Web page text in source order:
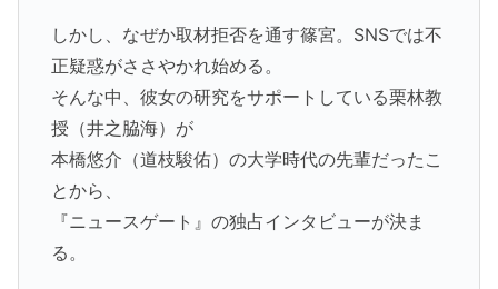
しかし、なぜか取材拒否を通す篠宮。SNSでは不
正疑惑がささやかれ始める。
そんな中、彼女の研究をサポートしている栗林教
授（井之脇海）が
本橋悠介（道枝駿佑）の大学時代の先輩だったこ
とから、
『ニュースゲート』の独占インタビューが決ま
る。